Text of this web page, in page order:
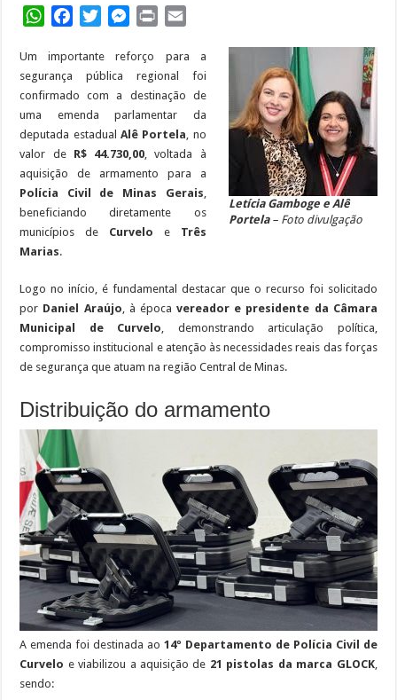
WhatsAppFacebookTwitterMessenger
Print
Letícia Gamboge e Alê
Portela– Foto divulgação
Um importante reforço para a
segurança pública regional foi
confirmado com a destinação de
uma emenda parlamentar da
deputada estadual Alê Portela , no
valor de R$ 44.730,00 , voltada à
aquisição de armamento para a
Polícia Civil de Minas Gerais
beneficiando diretamente os
municípios de Curvelo e Três
Marias.
Logo no início, é fundamental destacar que o recurso foi solicitado
por Daniel Araújo , à épocavereador e presidente da Câmara
Municipal de Curvelo , demonstrando articulação política,
compromisso institucional e atenção às necessidades reais das forças
de segurança que atuam na região Central de Minas.
Distribuição do armamento
A emenda foi destinada ao 14º Departamento de Polícia Civil de
Curvelo e viabilizou a aquisição de 21 pistolas da marca GLOCK,
sendo: